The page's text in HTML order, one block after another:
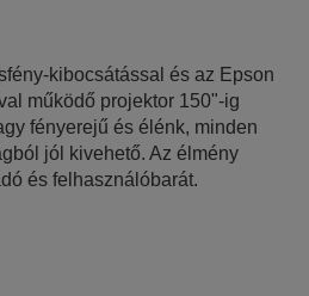
kibocsátással és az Epson
működő projektor 150"-ig
fényerejű és élénk, minden
jól kivehető. Az élmény
és felhasználóbarát.